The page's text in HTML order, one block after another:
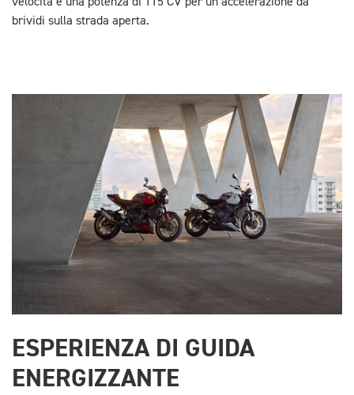
brividi sulla strada aperta.
ESPERIENZA DI GUIDA
ENERGIZZANTE